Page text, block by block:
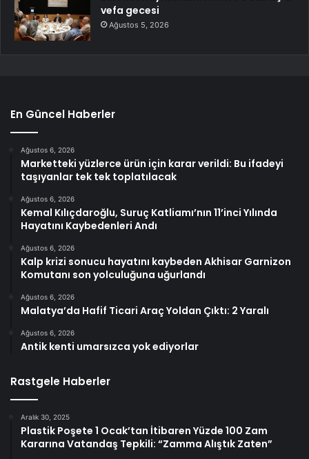
vefa gecesi
Ağustos 5, 2026
En Güncel Haberler
Ağustos 6, 2026
Marketteki yüzlerce ürün için karar verildi: Bu ifadeyi
taşıyanlar tek tek toplatılacak
Ağustos 6, 2026
Kemal Kılıçdaroğlu, Suruç Katliamı’nın 11’inci Yılında
Hayatını Kaybedenleri Andı
Ağustos 6, 2026
Kalp krizi sonucu hayatını kaybeden Akhisar Garnizon
Komutanı son yolculuğuna uğurlandı
Ağustos 6, 2026
Malatya’da Hafif Ticari Araç Yoldan Çıktı: 2 Yaralı
Ağustos 6, 2026
Antik kenti umarsızca yok ediyorlar
Rastgele Haberler
Aralık 30, 2025
Plastik Poşete 1 Ocak’tan İtibaren Yüzde 100 Zam
Kararına Vatandaş Tepkili: “Zamma Alıştık Zaten”